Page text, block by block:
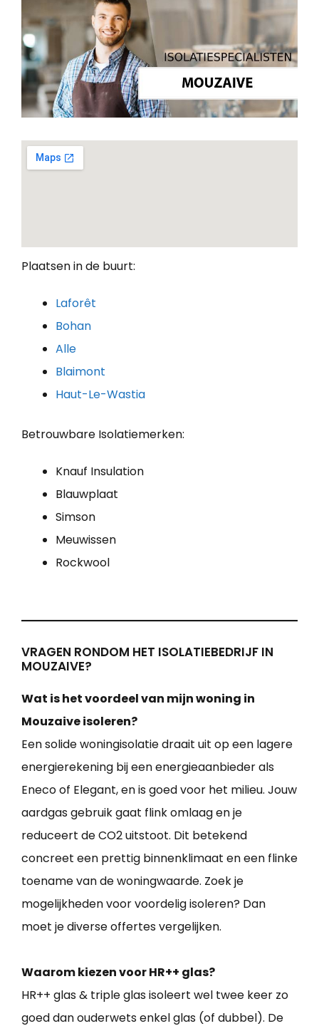
Plaatsen in de buurt:
Laforêt
Bohan
Alle
Blaimont
Haut-Le-Wastia
Betrouwbare Isolatiemerken:
Knauf Insulation
Blauwplaat
Simson
Meuwissen
Rockwool
VRAGEN RONDOM HET ISOLATIEBEDRIJF IN
MOUZAIVE?
Wat is het voordeel van mijn woning in
Mouzaive isoleren?
Een solide woningisolatie draait uit op een lagere
energierekening bij een energieaanbieder als
Eneco of Elegant, en is goed voor het milieu. Jouw
aardgas gebruik gaat flink omlaag en je
reduceert de CO2 uitstoot. Dit betekend
concreet een prettig binnenklimaat en een flinke
toename van de woningwaarde. Zoek je
mogelijkheden voor voordelig isoleren? Dan
moet je diverse offertes vergelijken.
Waarom kiezen voor HR++ glas?
HR++ glas & triple glas isoleert wel twee keer zo
goed dan ouderwets enkel glas (of dubbel). De